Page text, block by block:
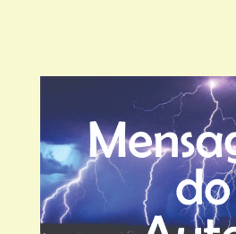
proteção de si, dos grupos,
cultural, intelectual e acasos. Nos